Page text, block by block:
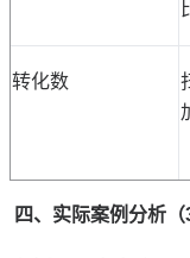
转化数
四、实际案例分析（